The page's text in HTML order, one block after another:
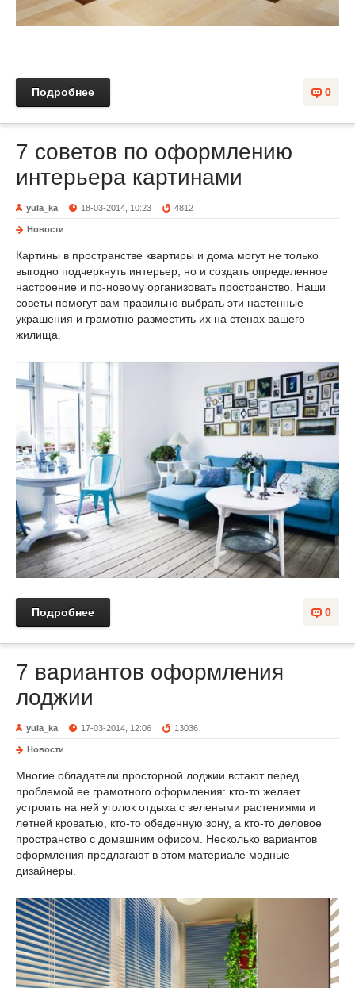
0
Подробнее
7 советов по оформлению
интерьера картинами
yula_ka 18-03-2014, 10:23 4812
Новости
Картины в пространстве квартиры и дома могут не только
выгодно подчеркнуть интерьер, но и создать определенное
настроение и по-новому организовать пространство. Наши
советы помогут вам правильно выбрать эти настенные
украшения и грамотно разместить их на стенах вашего
жилища.
0
Подробнее
7 вариантов оформления
лоджии
yula_ka 17-03-2014, 12:06 13036
Новости
Многие обладатели просторной лоджии встают перед
проблемой ее грамотного оформления: кто-то желает
устроить на ней уголок отдыха с зелеными растениями и
летней кроватью, кто-то обеденную зону, а кто-то деловое
пространство с домашним офисом. Несколько вариантов
оформления предлагают в этом материале модные
дизайнеры.